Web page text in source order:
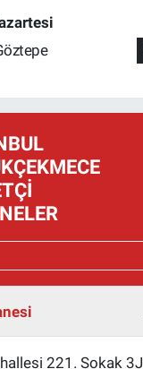
221. Sokak 3J